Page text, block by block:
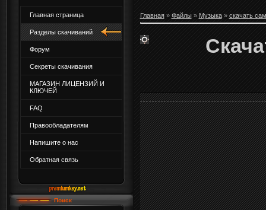
Главная страница
Разделы скачиваний
Форум
Секреты скачивания
МАГАЗИН ЛИЦЕНЗИЙ И
КЛЮЧЕЙ
FAQ
Правообладателям
Напишите о нас
Обратная связь
Поиск
Главная» Файлы» Музыка» скачать